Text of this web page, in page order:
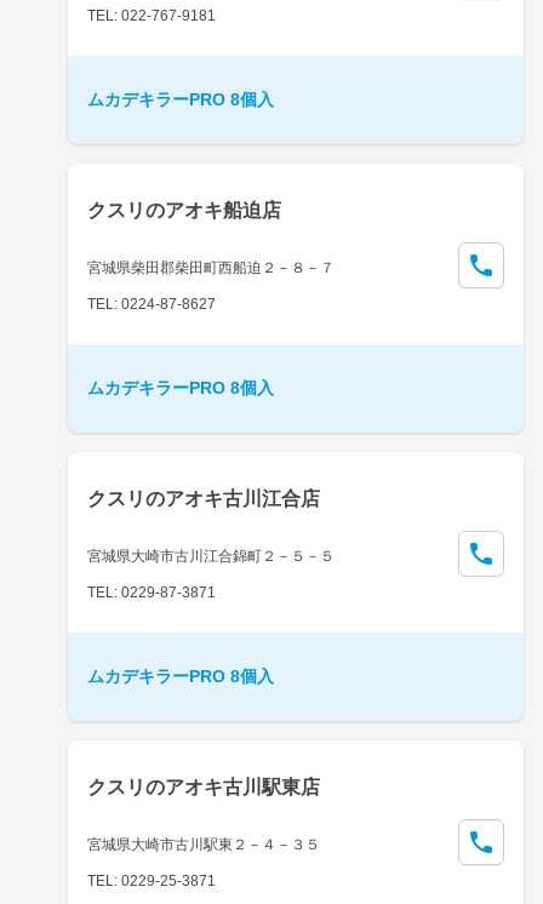
TEL: 022-767-9181
ムカデキラーPRO 8個入
クスリのアオキ船迫店
宮城県柴田郡柴田町西船迫２－８－７
TEL: 0224-87-8627
ムカデキラーPRO 8個入
クスリのアオキ古川江合店
宮城県大崎市古川江合錦町２－５－５
TEL: 0229-87-3871
ムカデキラーPRO 8個入
クスリのアオキ古川駅東店
宮城県大崎市古川駅東２－４－３５
TEL: 0229-25-3871